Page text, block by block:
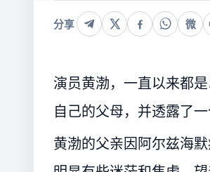
分享 微
演员黄渤，一直以来都
自己的父母，并透露了
黄渤的父亲因阿尔兹海